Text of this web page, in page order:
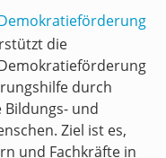
die
durch
Bildungs- und
Ziel ist es,
und Fachkräfte in